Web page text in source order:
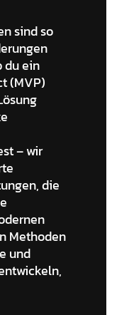
sind so
du ein
(MVP)
– wir
die
Methoden
und